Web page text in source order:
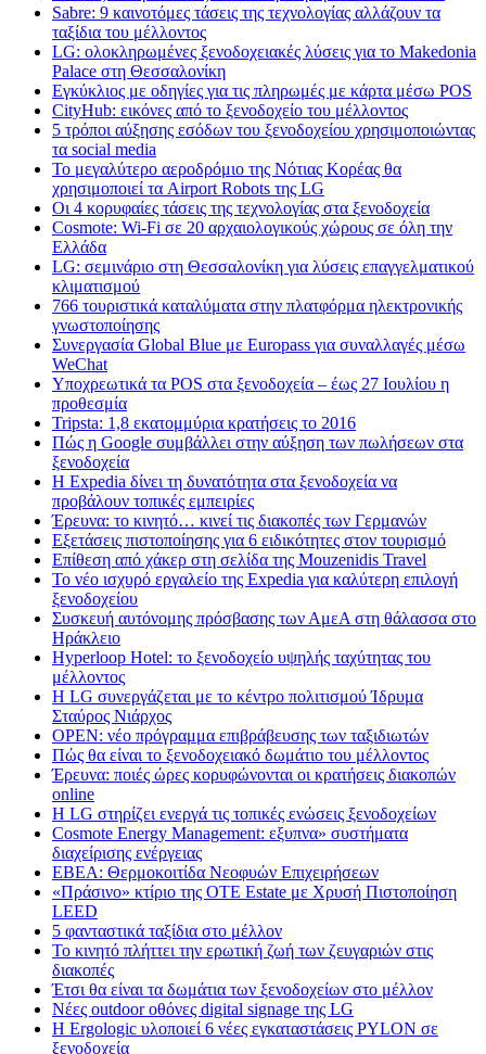
Sabre: 9 καινοτόμες τάσεις της τεχνολογίας αλλάζουν τα
ταξίδια του μέλλοντος
LG: ολοκληρωμένες ξενοδοχειακές λύσεις για τo Makedonia
Palace στη Θεσσαλονίκη
Εγκύκλιος με οδηγίες για τις πληρωμές με κάρτα μέσω POS
CityHub: εικόνες από το ξενοδοχείο του μέλλοντος
5 τρόποι αύξησης εσόδων του ξενοδοχείου χρησιμοποιώντας
τα social media
Το μεγαλύτερο αεροδρόμιο της Νότιας Κορέας θα
χρησιμοποιεί τα Airport Robots της LG
Οι 4 κορυφαίες τάσεις της τεχνολογίας στα ξενοδοχεία
Cosmote: Wi-Fi σε 20 αρχαιολογικούς χώρους σε όλη την
Ελλάδα
LG: σεμινάριο στη Θεσσαλονίκη για λύσεις επαγγελματικού
κλιματισμού
766 τουριστικά καταλύματα στην πλατφόρμα ηλεκτρονικής
γνωστοποίησης
Συνεργασία Global Blue με Europass για συναλλαγές μέσω
WeChat
Υποχρεωτικά τα POS στα ξενοδοχεία – έως 27 Ιουλίου η
προθεσμία
Tripsta: 1,8 εκατομμύρια κρατήσεις το 2016
Πώς η Google συμβάλλει στην αύξηση των πωλήσεων στα
ξενοδοχεία
Η Expedia δίνει τη δυνατότητα στα ξενοδοχεία να
προβάλουν τοπικές εμπειρίες
Έρευνα: το κινητό… κινεί τις διακοπές των Γερμανών
Εξετάσεις πιστοποίησης για 6 ειδικότητες στον τουρισμό
Επίθεση από χάκερ στη σελίδα της Mouzenidis Travel
Το νέο ισχυρό εργαλείο της Expedia για καλύτερη επιλογή
ξενοδοχείου
Συσκευή αυτόνομης πρόσβασης των ΑμεΑ στη θάλασσα στο
Ηράκλειο
Hyperloop Hotel: το ξενοδοχείο υψηλής ταχύτητας του
μέλλοντος
Η LG συνεργάζεται με το κέντρο πολιτισμού Ίδρυμα
Σταύρος Νιάρχος
OPEN: νέο πρόγραμμα επιβράβευσης των ταξιδιωτών
Πώς θα είναι το ξενοδοχειακό δωμάτιο του μέλλοντος
Έρευνα: ποιές ώρες κορυφώνονται οι κρατήσεις διακοπών
online
Η LG στηρίζει ενεργά τις τοπικές ενώσεις ξενοδοχείων
Cosmote Energy Management: εξυπνα» συστήματα
διαχείρισης ενέργειας
ΕΒΕΑ: Θερμοκοιτίδα Νεοφυών Επιχειρήσεων
«Πράσινο» κτίριο της OTE Estate με Χρυσή Πιστοποίηση
LEED
5 φανταστικά ταξίδια στο μέλλον
Το κινητό πλήττει την ερωτική ζωή των ζευγαριών στις
διακοπές
Έτσι θα είναι τα δωμάτια των ξενοδοχείων στο μέλλον
Nέες outdoor οθόνες digital signage της LG
Η Ergologic υλοποιεί 6 νέες εγκαταστάσεις PYLON σε
ξενοδοχεία